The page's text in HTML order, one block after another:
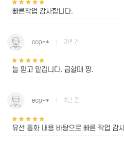
빠른작업 감사합니다.
eop** 3년 전
늘 믿고 맡깁니다. 급할때 짱.
eop** 3년 전
유선 통화 내용 바탕으로 빠른 작업 감